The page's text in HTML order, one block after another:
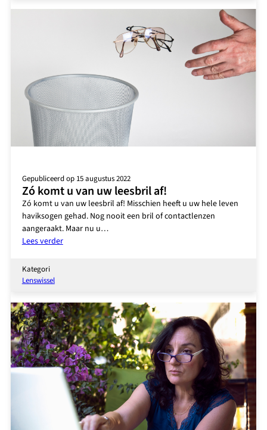
van
lensvervangende
Gepubliceerd op 15 augustus 2022
Zó komt u van uw leesbril af!
Zó komt u van uw leesbril af! Misschien heeft u uw hele leven
haviksogen gehad. Nog nooit een bril of contactlenzen
aangeraakt. Maar nu u…
Lees verder:
uw
leesbril
af!
Kategori
Lenswissel